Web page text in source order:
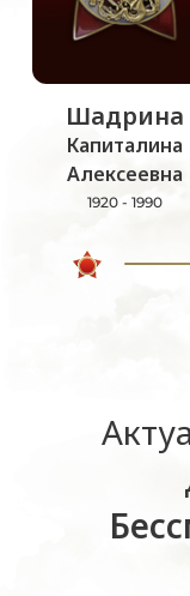
Шадрина
Капиталина
Алексеевна
1920 - 1990